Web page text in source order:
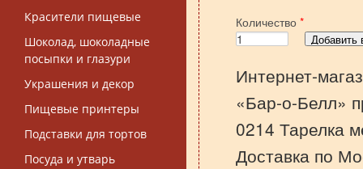
Красители пищевые
Шоколад, шоколадные
посыпки и глазури
Украшения и декор
Пищевые принтеры
Подставки для тортов
Посуда и утварь
Количество *
Интернет-
«Бар-о-Белл»
0214 Тарелка
Доставка по